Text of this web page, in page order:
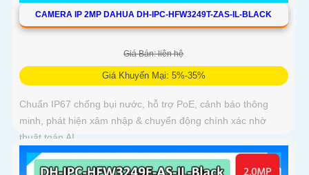
CAMERA IP 2MP DAHUA DH-IPC-HFW3249T-ZAS-IL-BLACK
Giá Bán: liên hệ
Giá Khuyến Mại: 5%-35%
Chuẩn IP67 chống bụi nước, hỗ trợ PoE, cảnh báo thông
minh, phát hiện xâm nhập & chuyển động chính xác nhờ
thuật toán AI